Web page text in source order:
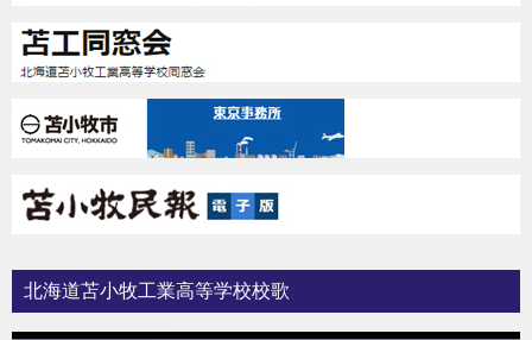
北海道苫小牧工業高等学校校歌